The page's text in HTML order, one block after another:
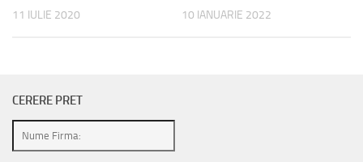
11 IULIE 2020 10 IANUARIE 2022
CERERE PRET